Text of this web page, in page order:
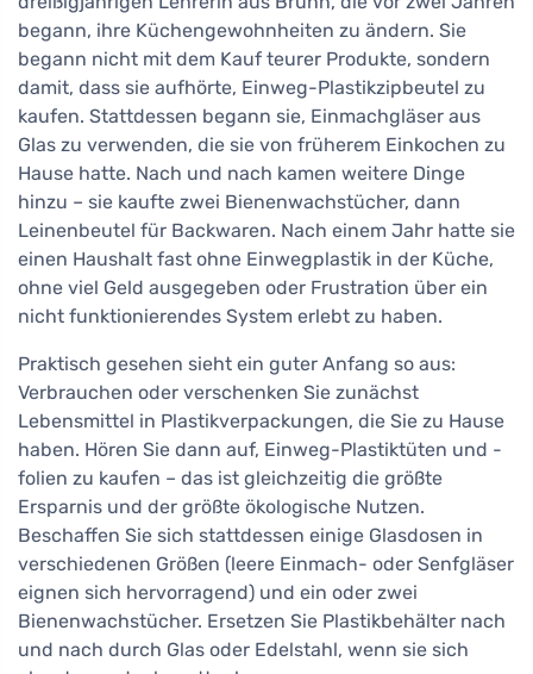
begann, ihre Küchengewohnheiten zu ändern. Sie
begann nicht mit dem Kauf teurer Produkte, sondern
damit, dass sie aufhörte, Einweg-Plastikzipbeutel zu
kaufen. Stattdessen begann sie, Einmachgläser aus
Glas zu verwenden, die sie von früherem Einkochen zu
Hause hatte. Nach und nach kamen weitere Dinge
hinzu – sie kaufte zwei Bienenwachstücher, dann
Leinenbeutel für Backwaren. Nach einem Jahr hatte sie
einen Haushalt fast ohne Einwegplastik in der Küche,
ohne viel Geld ausgegeben oder Frustration über ein
nicht funktionierendes System erlebt zu haben.
Praktisch gesehen sieht ein guter Anfang so aus:
Verbrauchen oder verschenken Sie zunächst
Lebensmittel in Plastikverpackungen, die Sie zu Hause
haben. Hören Sie dann auf, Einweg-Plastiktüten und -
folien zu kaufen – das ist gleichzeitig die größte
Ersparnis und der größte ökologische Nutzen.
Beschaffen Sie sich stattdessen einige Glasdosen in
verschiedenen Größen (leere Einmach- oder Senfgläser
eignen sich hervorragend) und ein oder zwei
Bienenwachstücher. Ersetzen Sie Plastikbehälter nach
und nach durch Glas oder Edelstahl, wenn sie sich